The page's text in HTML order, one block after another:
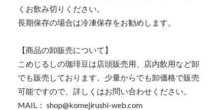
くお飲み切りください。
長期保存の場合は冷凍保存をお勧めします。
【商品の卸販売について】
こめじるしの珈琲豆は店頭販売用、店内飲用など卸
でも販売しております。少量からでも卸価格で販売
可能ですので、詳しくはお問い合わせください。
MAIL：shop@komejirushi-web.com